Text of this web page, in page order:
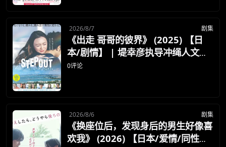
2026/8/7 剧集
《出走 哥哥的彼界》 (2025) 【日
本/剧情】 | 堤幸彦执导冲绳人文新
作 | 舞蹈灵动与家庭羁绊的写实交响
0评论
2026/8/6 剧集
《换座位后，发现身后的男生好像喜
欢我》 (2026) 【日本/爱情/同性】